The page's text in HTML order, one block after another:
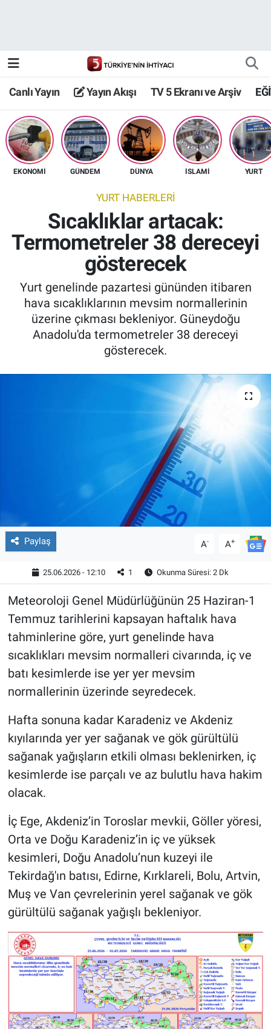
Canlı Yayın Yayın Akışı TV 5 Ekranı ve Arşiv
EKONOMİ GÜNDEM DÜNYA İSLAMİ YURT
YURT HABERLERİ
Sıcaklıklar artacak:
Termometreler 38 dereceyi
gösterecek
Yurt genelinde pazartesi gününden itibaren
hava sıcaklıklarının mevsim normallerinin
üzerine çıkması bekleniyor. Güneydoğu
Anadolu'da termometreler 38 dereceyi
gösterecek.
Paylaş A- A+
25.06.2026 - 12:10 1 Okunma Süresi: 2 Dk
Meteoroloji Genel Müdürlüğünün 25 Haziran-1
Temmuz tarihlerini kapsayan haftalık hava
tahminlerine göre, yurt genelinde hava
sıcaklıkları mevsim normalleri civarında, iç ve
batı kesimlerde ise yer yer mevsim
normallerinin üzerinde seyredecek.
Hafta sonuna kadar Karadeniz ve Akdeniz
kıyılarında yer yer sağanak ve gök gürültülü
sağanak yağışların etkili olması beklenirken, iç
kesimlerde ise parçalı ve az bulutlu hava hakim
olacak.
İç Ege, Akdeniz’in Toroslar mevkii, Göller yöresi,
Orta ve Doğu Karadeniz’in iç ve yüksek
kesimleri, Doğu Anadolu’nun kuzeyi ile
Tekirdağ'ın batısı, Edirne, Kırklareli, Bolu, Artvin,
Muş ve Van çevrelerinin yerel sağanak ve gök
gürültülü sağanak yağışlı bekleniyor.
TV 5 Ekranı ve Arşiv